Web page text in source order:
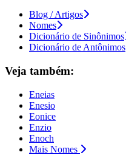
Blog / Artigos
Nomes
Dicionário de Sinônimos
Dicionário de Antônimos
Veja também:
Eneias
Enesio
Eonice
Enzio
Enoch
Mais Nomes